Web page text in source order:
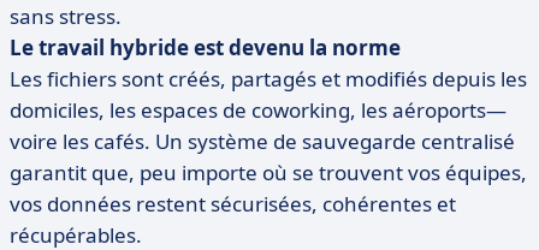
sans stress.
Le travail hybride est devenu la norme
Les fichiers sont créés, partagés et modifiés depuis les
domiciles, les espaces de coworking, les aéroports—
voire les cafés. Un système de sauvegarde centralisé
garantit que, peu importe où se trouvent vos équipes,
vos données restent sécurisées, cohérentes et
récupérables.